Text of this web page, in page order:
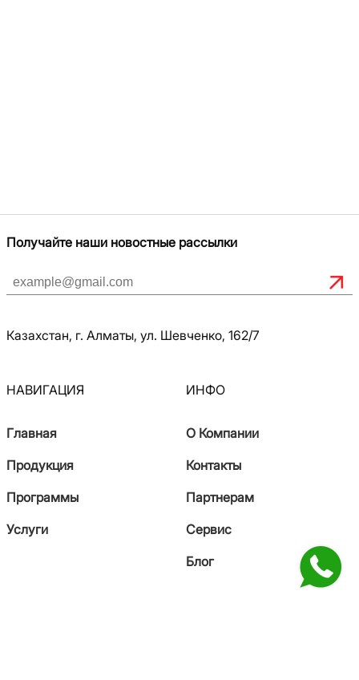
Получайте наши новостные рассылки
Казахстан, г. Алматы, ул. Шевченко, 162/7
НАВИГАЦИЯ
Главная
Продукция
Программы
Услуги
ИНФО
О Компании
Контакты
Партнерам
Сервис
Блог